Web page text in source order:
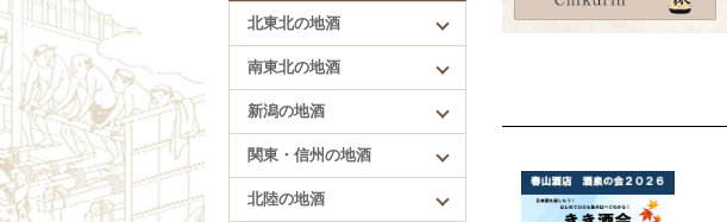
北陸の地酒
満寿泉（富山）
手取川（石川）
東海の地酒
開運（静岡）
敷島（愛知）
北東北の地酒
南東北の地酒
新潟の地酒
関東・信州の地酒
北陸の地酒